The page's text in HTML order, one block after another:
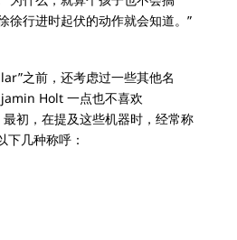
徐行进时起伏的动作就会知道。”
之前，还考虑过一些其他名
Holt 一点也不喜欢
初，在提及这些机器时，经常称
下几种称呼：